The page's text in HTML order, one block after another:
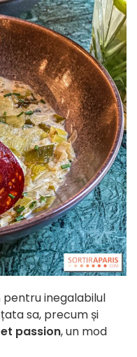
inegalabilul
sa, precum și
passion, un mod